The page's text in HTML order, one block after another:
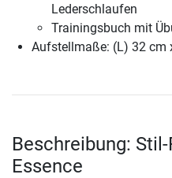
Lederschlaufen
Trainingsbuch mit
Aufstellmaße: (L) 32 cm
Beschreibung:
Essence